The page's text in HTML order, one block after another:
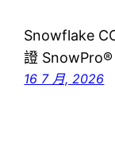
Snowflake
證
16 7 月, 2026